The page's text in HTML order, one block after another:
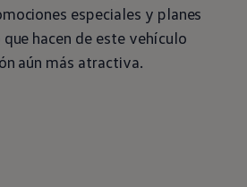
especiales y planes
hacen de este vehículo
aún más atractiva.